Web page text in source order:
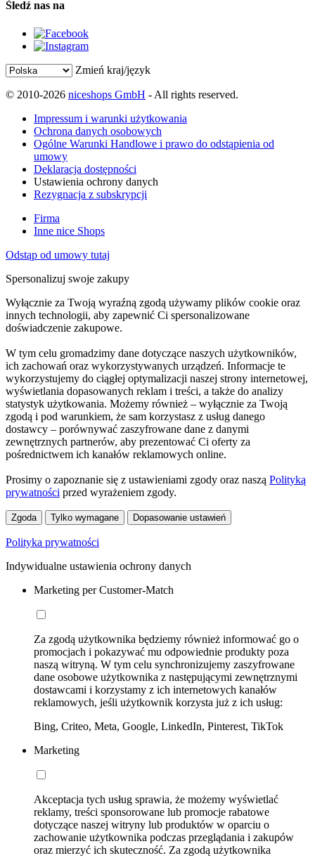
Śledź nas na
Zmień kraj/język
© 2010-2026 niceshops GmbH - All rights reserved.
Impressum i warunki użytkowania
Ochrona danych osobowych
Ogólne Warunki Handlowe i prawo do odstąpienia od
umowy
Deklaracja dostępności
Ustawienia ochrony danych
Rezygnacja z subskrypcji
Firma
Inne nice Shops
Odstąp od umowy tutaj
Spersonalizuj swoje zakupy
Wyłącznie za Twoją wyraźną zgodą używamy plików cookie oraz
innych technologii, aby zapewnić Ci spersonalizowane
doświadczenie zakupowe.
W tym celu gromadzimy dane dotyczące naszych użytkowników,
ich zachowań oraz wykorzystywanych urządzeń. Informacje te
wykorzystujemy do ciągłej optymalizacji naszej strony internetowej,
wyświetlania dopasowanych reklam i treści, a także do analizy
statystyk użytkowania. Możemy również – wyłącznie za Twoją
zgodą i pod warunkiem, że sam korzystasz z usług danego
dostawcy – porównywać zaszyfrowane dane z danymi
zewnętrznych partnerów, aby prezentować Ci oferty za
pośrednictwem ich kanałów reklamowych online.
Prosimy o zapoznanie się z ustawieniami zgody oraz naszą Polityką
prywatności przed wyrażeniem zgody.
Zgoda Tylko wymagane Dopasowanie ustawień
Polityka prywatności
Indywidualne ustawienia ochrony danych
Marketing per Customer-Match
Za zgodą użytkownika będziemy również informować go o
promocjach i pokazywać mu odpowiednie produkty poza
naszą witryną. W tym celu synchronizujemy zaszyfrowane
dane osobowe użytkownika z następującymi zewnętrznymi
dostawcami i korzystamy z ich internetowych kanałów
reklamowych, jeśli użytkownik korzysta już z ich usług:
Bing, Criteo, Meta, Google, LinkedIn, Pinterest, TikTok
Marketing
Akceptacja tych usług sprawia, że możemy wyświetlać
reklamy, treści sponsorowane lub promocje rabatowe
dotyczące naszej witryny lub produktów w oparciu o
zachowanie użytkownika podczas przeglądania i zakupów
oraz mierzyć ich skuteczność. Za zgodą użytkownika